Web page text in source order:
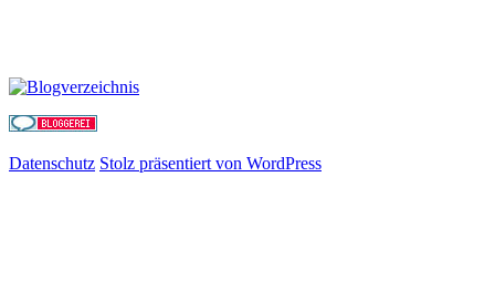
Datenschutz Stolz präsentiert von WordPress